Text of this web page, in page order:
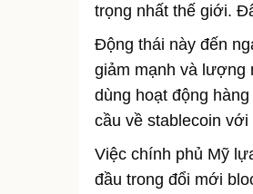
trọng nhất thế giới.
Động thái này đến
giảm mạnh và lượng
dùng hoạt động
cầu về stablecoin
Việc chính phủ Mỹ
đầu trong đổi mới